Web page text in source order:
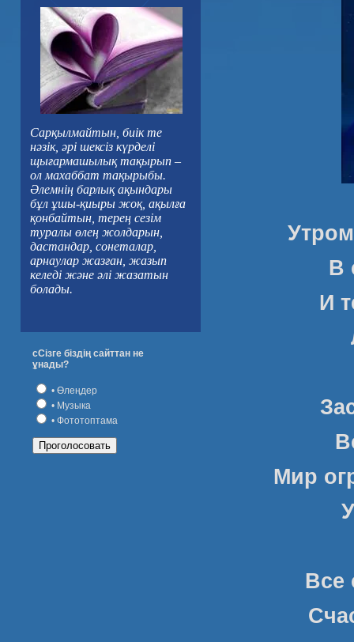
Сарқылмайтын, биік те
нәзік, әрі шексіз күрделі
щығармашылық тақырып –
ол махаббат тақырыбы.
Әлемнің барлық ақындары
бұл ұшы-қиыры жоқ, ақылға
қонбайтын, терең сезім
туралы өлең жолдарын,
дастандар, сонеталар,
арнаулар жазған, жазып
келеді және әлі жазатын
болады.
сСізге біздің сайттан не
ұнады?
• Өлеңдер
• Музыка
• Фототоптама
В
И
Мир
Все